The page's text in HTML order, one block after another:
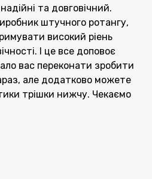
та довговічний.
штучного ротангу,
високий ріень
І це все доповоє
вас переконати зробити
але додатково можете
трішки нижчу. Чекаємо